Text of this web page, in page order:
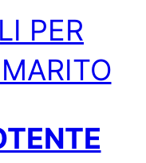
PER